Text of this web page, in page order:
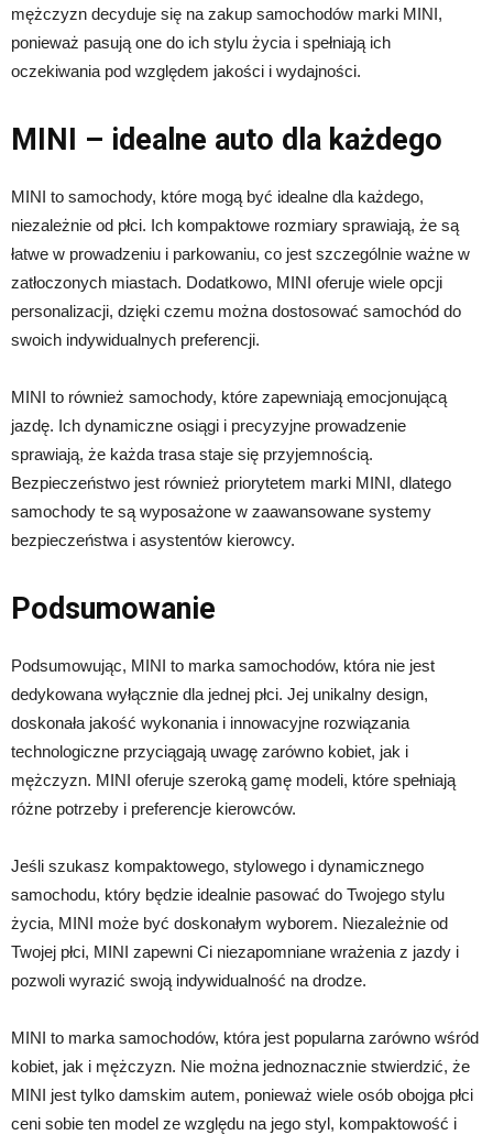
mężczyzn decyduje się na zakup samochodów marki MINI,
ponieważ pasują one do ich stylu życia i spełniają ich
oczekiwania pod względem jakości i wydajności.
MINI – idealne auto dla każdego
MINI to samochody, które mogą być idealne dla każdego,
niezależnie od płci. Ich kompaktowe rozmiary sprawiają, że są
łatwe w prowadzeniu i parkowaniu, co jest szczególnie ważne w
zatłoczonych miastach. Dodatkowo, MINI oferuje wiele opcji
personalizacji, dzięki czemu można dostosować samochód do
swoich indywidualnych preferencji.
MINI to również samochody, które zapewniają emocjonującą
jazdę. Ich dynamiczne osiągi i precyzyjne prowadzenie
sprawiają, że każda trasa staje się przyjemnością.
Bezpieczeństwo jest również priorytetem marki MINI, dlatego
samochody te są wyposażone w zaawansowane systemy
bezpieczeństwa i asystentów kierowcy.
Podsumowanie
Podsumowując, MINI to marka samochodów, która nie jest
dedykowana wyłącznie dla jednej płci. Jej unikalny design,
doskonała jakość wykonania i innowacyjne rozwiązania
technologiczne przyciągają uwagę zarówno kobiet, jak i
mężczyzn. MINI oferuje szeroką gamę modeli, które spełniają
różne potrzeby i preferencje kierowców.
Jeśli szukasz kompaktowego, stylowego i dynamicznego
samochodu, który będzie idealnie pasować do Twojego stylu
życia, MINI może być doskonałym wyborem. Niezależnie od
Twojej płci, MINI zapewni Ci niezapomniane wrażenia z jazdy i
pozwoli wyrazić swoją indywidualność na drodze.
MINI to marka samochodów, która jest popularna zarówno wśród
kobiet, jak i mężczyzn. Nie można jednoznacznie stwierdzić, że
MINI jest tylko damskim autem, ponieważ wiele osób obojga płci
ceni sobie ten model ze względu na jego styl, kompaktowość i